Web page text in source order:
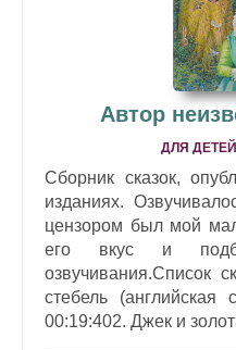
Автор
ДЛЯ ДЕТЕЙ
Сборник сказок,
изданиях.
цензором был мой
его вкус и
озвучивания.Список
стебель (английская
00:19:402. Джек и